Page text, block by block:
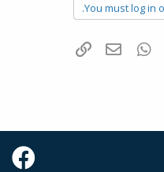
You must log in
Tumblr
WhatsAppדואר אלקטרוני